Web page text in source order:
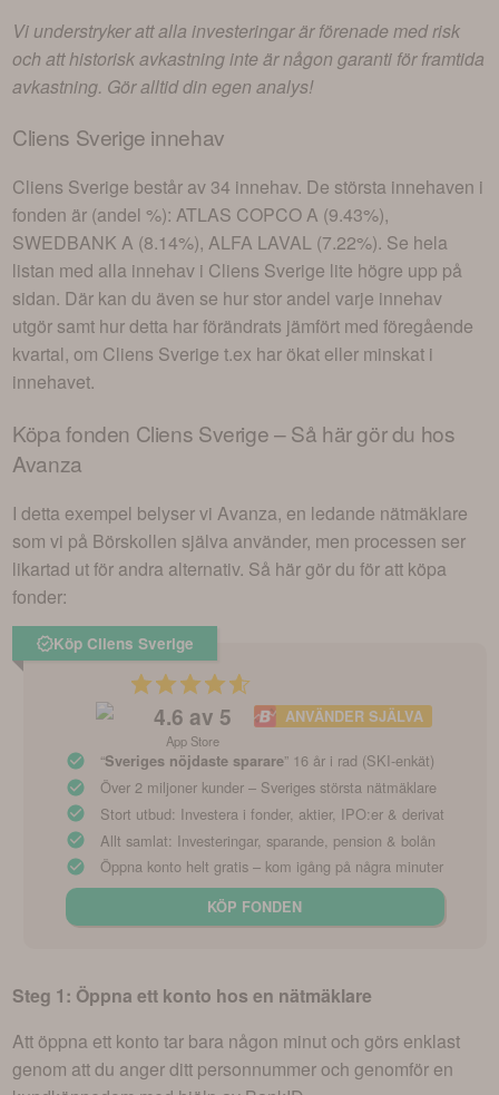
Vi understryker att alla investeringar är förenade med risk
och att historisk avkastning inte är någon garanti för framtida
avkastning. Gör alltid din egen analys!
Cliens Sverige innehav
Cliens Sverige består av 34 innehav. De största innehaven i
fonden är (andel %):ATLAS COPCO A (9.43%),
SWEDBANK A (8.14%), ALFA LAVAL (7.22%). Se hela
listan med alla innehav i Cliens Sverige lite högre upp på
sidan. Där kan du även se hur stor andel varje innehav
utgör samt hur detta har förändrats jämfört med föregående
kvartal, om Cliens Sverige t.ex har ökat eller minskat i
innehavet.
Köpa fonden Cliens Sverige– Så här gör du hos
Avanza
I detta exempel belyser vi Avanza, en ledande nätmäklare
som vi på Börskollen själva använder, men processen ser
likartad ut för andra alternativ. Så här gör du för att köpa
fonder:
Köp Cliens Sverige
4.6 av 5
App Store
ANVÄNDER SJÄLVA
“Sveriges nöjdaste sparare” 16 år i rad (SKI-enkät)
Över 2 miljoner kunder – Sveriges största nätmäklare
Stort utbud: Investera i fonder, aktier, IPO:er & derivat
Allt samlat: Investeringar, sparande, pension & bolån
Öppna konto helt gratis – kom igång på några minuter
KÖP FONDEN
Steg 1: Öppna ett konto hos en nätmäklare
Att öppna ett konto tar bara någon minut och görs enklast
genom att du anger ditt personnummer och genomför en